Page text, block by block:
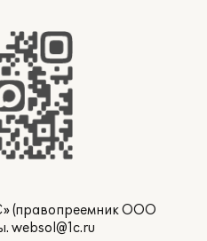
(правопреемник ООО
websol@1c.ru